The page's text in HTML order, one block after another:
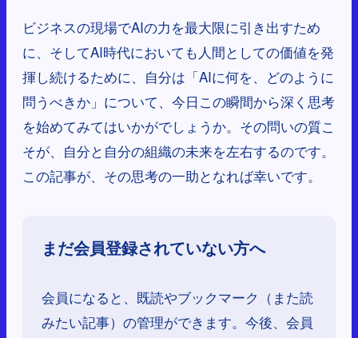
ビジネスの現場でAIの力を最大限に引き出すため
に、そしてAI時代においても人間としての価値を発
揮し続けるために、自分は「AIに何を、どのように
問うべきか」について、今日この瞬間から深く思考
を始めてみてはいかがでしょうか。その問いの質こ
そが、自分と自分の組織の未来を左右するのです。
この記事が、その思考の一助となれば幸いです。
まだ会員登録されていない方へ
会員になると、既読やブックマーク（また読
みたい記事）の管理ができます。今後、会員